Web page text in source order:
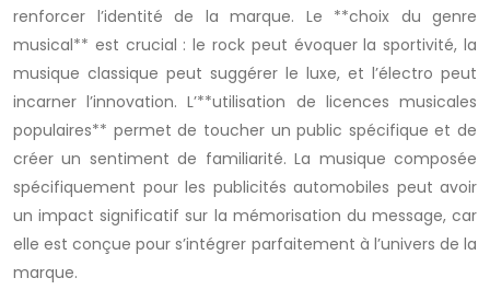
renforcer l’identité de la marque. Le **choix du genre
musical** est crucial : le rock peut évoquer la sportivité, la
musique classique peut suggérer le luxe, et l’électro peut
incarner l’innovation. L’**utilisation de licences musicales
populaires** permet de toucher un public spécifique et de
créer un sentiment de familiarité. La musique composée
spécifiquement pour les publicités automobiles peut avoir
un impact significatif sur la mémorisation du message, car
elle est conçue pour s’intégrer parfaitement à l’univers de la
marque.